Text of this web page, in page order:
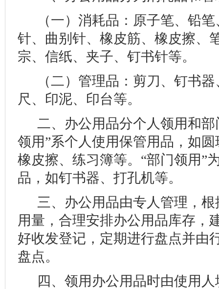
（一）消耗品：原子笔、铅
针、曲别针、橡皮筋、橡皮擦、
宗、信纸、夹子、钉书针等。
（二）管理品：剪刀、钉书
尺、印泥、印台等。
二、办公用品分个人领用和
领用”系个人使用保管用品，如
橡皮擦、练习簿等。“部门领用”
品，如钉书器、打孔机等。
三、办公用品由专人管理，
用量，合理安排办公用品库存，
好收发登记，定期进行盘点并由
盘点。
四、领用办公用品时由使用